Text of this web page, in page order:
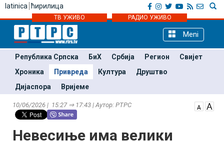
latinica ћирилица
ТВ УЖИВО РАДИО УЖИВО
Meni
Република Српска БиХ Србија Регион
Свијет
Хроника
Привреда Култура
Друштво
Дијаспора
Вријеме
10/06/2026 | 15:27 ⇒ 17:43 | Аутор: РТРС
Невесиње има велики